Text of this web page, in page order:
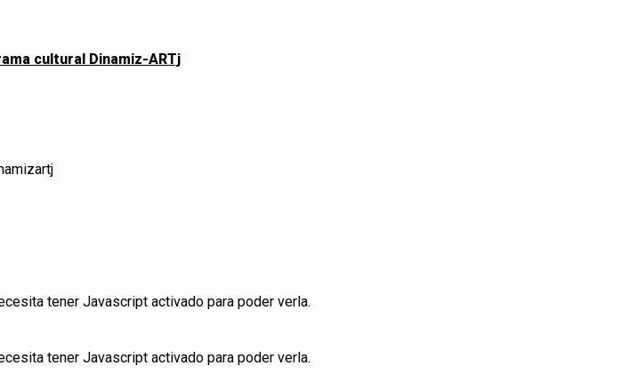
cultural Dinamiz-ARTj
tener Javascript activado para poder verla.
tener Javascript activado para poder verla.